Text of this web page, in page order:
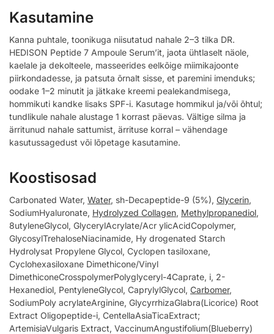
Kasutamine
Kanna puhtale, toonikuga niisutatud nahale 2–3 tilka DR.
HEDISON Peptide 7 Ampoule Serum’it, jaota ühtlaselt näole,
kaelale ja dekolteele, masseerides eelkõige miimikajoonte
piirkondadesse, ja patsuta õrnalt sisse, et paremini imenduks;
oodake 1–2 minutit ja jätkake kreemi pealekandmisega,
hommikuti kandke lisaks SPF-i. Kasutage hommikul ja/või õhtul;
tundlikule nahale alustage 1 korrast päevas. Vältige silma ja
ärritunud nahale sattumist, ärrituse korral – vähendage
kasutussagedust või lõpetage kasutamine.
Koostisosad
Carbonated Water, Water, sh-Decapeptide-9 (5%), Glycerin,
SodiumHyaluronate, Hydrolyzed Collagen, Methylpropanediol,
8utyleneGlycol, GlycerylAcrylate/Acr ylicAcidCopolymer,
GlycosylTrehaloseNiacinamide, Hy drogenated Starch
Hydrolysat Propylene Glycol, Cyclopen tasiloxane,
Cyclohexasiloxane Dimethicone/Vinyl
DimethiconeCrosspolymerPolyglyceryl-4Caprate, i, 2-
Hexanediol, PentyleneGlycol, CaprylylGlycol, Carbomer,
SodiumPoly acrylateArginine, GlycyrrhizaGlabra(Licorice) Root
Extract Oligopeptide-i, CentellaAsiaTicaExtract;
ArtemisiaVulgaris Extract, VaccinumAngustifolium(Blueberry)